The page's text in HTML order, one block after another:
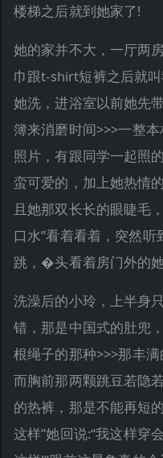
楼梯之后就到她家了!
她的家并不大，一厅两
巾跟t-shirt短裤之后就
她洗，进浴室以前她先
簿来消磨时间>>>一整
照片，有跟同学一起照
蛮可爱的，加上她热情
且她那双长长的眼睫毛
口水”看着看着，突然
跳，�头看着房门外的
洗澡后的小玲，上半身
错，那是中国式的肚兜
根绳子的那种>>>那丰
而胸前那两颗跳豆若隐
的热裤，那是不能再短
这样”她回说:“我这样穿